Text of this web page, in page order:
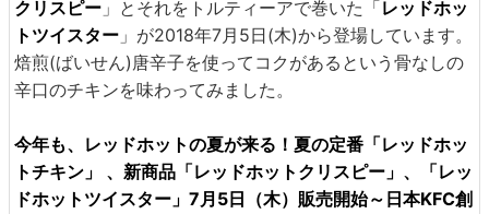
クリスピー 」とそれをトルティーアで巻いた「レッドホッ
トツイスター 」が2018年7月5日(木)から登場しています。
焙煎(ばいせん)唐辛子を使ってコクがあるという骨なしの
辛口のチキンを味わってみました。
今年も、レッドホットの夏が来る！夏の定番「レッドホッ
トチキン」 、新商品「レッドホットクリスピー」、「レッ
ドホットツイスター」7月5日（木）販売開始～日本KFC創